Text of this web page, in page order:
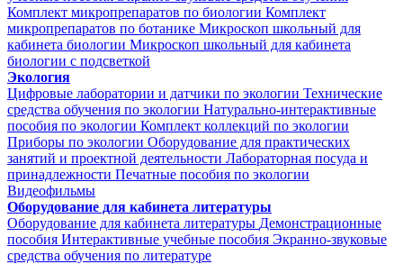
Комплект микропрепаратов по биологии Комплект
микропрепаратов по ботанике Микроскоп школьный для
кабинета биологии Микроскоп школьный для кабинета
биологии с подсветкой
Экология
Цифровые лаборатории и датчики по экологии Технические
средства обучения по экологии Натурально-интерактивные
пособия по экологии Комплект коллекций по экологии
Приборы по экологии Оборудование для практических
занятий и проектной деятельности Лабораторная посуда и
принадлежности Печатные пособия по экологии
Видеофильмы
Оборудование для кабинета литературы
Оборудование для кабинета литературы Демонстрационные
пособия Интерактивные учебные пособия Экранно-звуковые
средства обучения по литературе